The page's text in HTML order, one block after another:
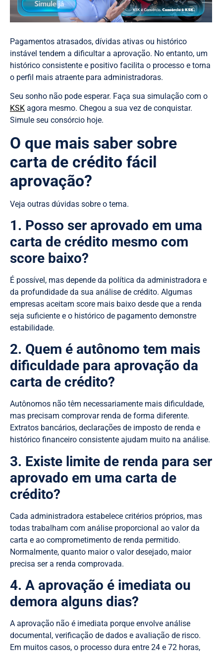
Pagamentos atrasados, dívidas ativas ou histórico
instável tendem a dificultar a aprovação. No entanto, um
histórico consistente e positivo facilita o processo e torna
o perfil mais atraente para administradoras.
Seu sonho não pode esperar. Faça sua simulação com o
KSK agora mesmo. Chegou a sua vez de conquistar.
Simule seu consórcio hoje.
O que mais saber sobre
carta de crédito fácil
aprovação?
Veja outras dúvidas sobre o tema.
1. Posso ser aprovado em uma
carta de crédito mesmo com
score baixo?
É possível, mas depende da política da administradora e
da profundidade da sua análise de crédito. Algumas
empresas aceitam score mais baixo desde que a renda
seja suficiente e o histórico de pagamento demonstre
estabilidade.
2. Quem é autônomo tem mais
dificuldade para aprovação da
carta de crédito?
Autônomos não têm necessariamente mais dificuldade,
mas precisam comprovar renda de forma diferente.
Extratos bancários, declarações de imposto de renda e
histórico financeiro consistente ajudam muito na análise.
3. Existe limite de renda para ser
aprovado em uma carta de
crédito?
Cada administradora estabelece critérios próprios, mas
todas trabalham com análise proporcional ao valor da
carta e ao comprometimento de renda permitido.
Normalmente, quanto maior o valor desejado, maior
precisa ser a renda comprovada.
4. A aprovação é imediata ou
demora alguns dias?
A aprovação não é imediata porque envolve análise
documental, verificação de dados e avaliação de risco.
Em muitos casos, o processo dura entre 24 e 72 horas,